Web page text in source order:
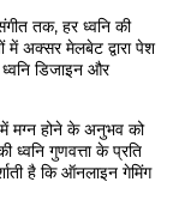
तक, हर ध्वनि की
में अक्सर मेलबेट द्वारा पेश
ध्वनि डिजाइन और
मग्न होने के अनुभव को
ध्वनि गुणवत्ता के प्रति
है कि ऑनलाइन गेमिंग